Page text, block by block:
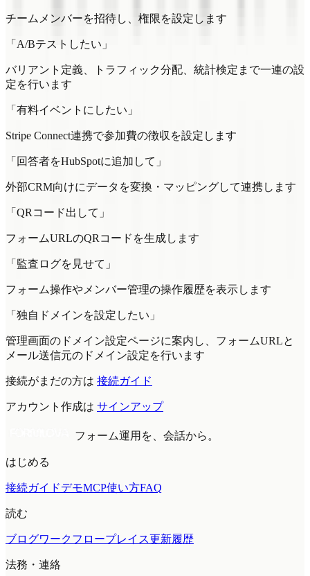
チームメンバーを招待し、権限を設定します
「A/Bテストしたい」
バリアント定義、トラフィック分配、統計検定まで一連の設
定を行います
「有料イベントにしたい」
Stripe Connect連携で参加費の徴収を設定します
「回答者をHubSpotに追加して」
外部CRM向けにデータを変換・マッピングして連携します
「QRコード出して」
フォームURLのQRコードを生成します
「監査ログを見せて」
フォーム操作やメンバー管理の操作履歴を表示します
「独自ドメインを設定したい」
管理画面のドメイン設定ページに案内し、フォームURLと
メール送信元のドメイン設定を行います
接続がまだの方は 接続ガイド
アカウント作成は サインアップ
フォーム運用を、会話から。
はじめる
接続ガイドデモMCP使い方FAQ
読む
ブログワークフロープレイス更新履歴
法務・連絡